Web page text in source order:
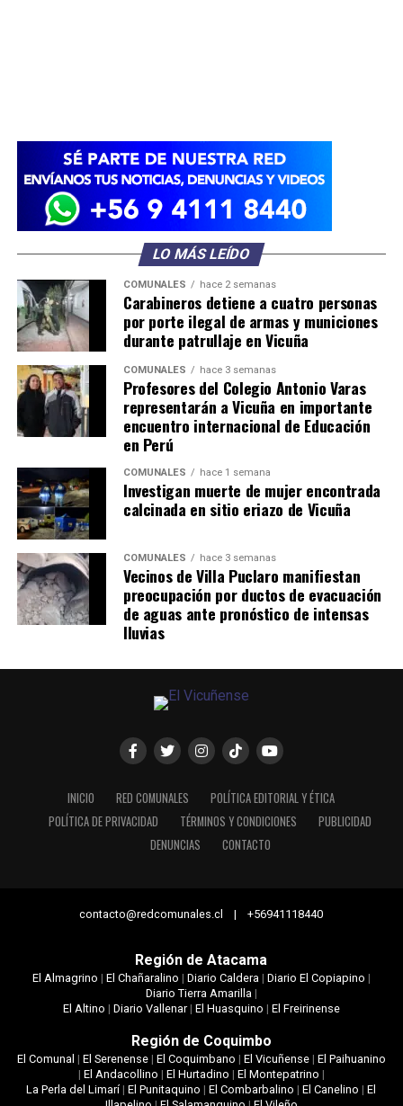
LO MÁS LEÍDO
COMUNALES hace 2 semanas
Carabineros detiene a cuatro personas
por porte ilegal de armas y municiones
durante patrullaje en Vicuña
COMUNALES hace 3 semanas
Profesores del Colegio Antonio Varas
representarán a Vicuña en importante
encuentro internacional de Educación
en Perú
COMUNALES hace 1 semana
Investigan muerte de mujer encontrada
calcinada en sitio eriazo de Vicuña
COMUNALES hace 3 semanas
Vecinos de Villa Puclaro manifiestan
preocupación por ductos de evacuación
de aguas ante pronóstico de intensas
lluvias
INICIO RED COMUNALES
POLÍTICA EDITORIAL Y ÉTICA
POLÍTICA DE PRIVACIDAD
TÉRMINOS Y CONDICIONES
PUBLICIDAD
DENUNCIAS
CONTACTO
contacto@redcomunales.cl | +56941118440
Región de Atacama
El Almagrino | El Chañaralino | Diario Caldera| Diario El Copiapino |
Diario Tierra Amarilla|
El Altino | Diario Vallenar| El Huasquino | El Freirinense
Región de Coquimbo
El Comunal | El Serenense| El Coquimbano | El Vicuñense| El Paihuanino
| El Andacollino | El Hurtadino | El Montepatrino |
La Perla del Limarí|El Punitaquino |El Combarbalino |El Canelino |El